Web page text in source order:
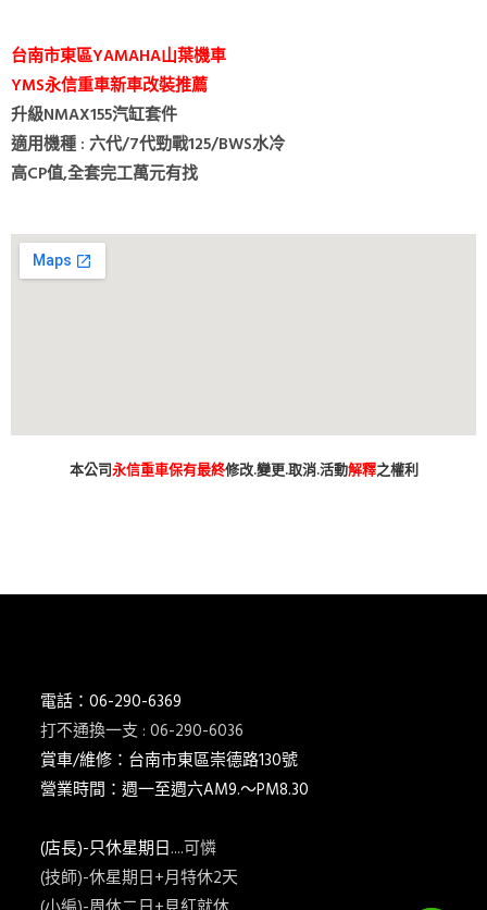
台南市東區YAMAHA山葉機車
YMS永信重車新車改裝推薦
升級NMAX155汽缸套件
適用機種 : 六代/7代勁戰125/BWS水冷
高CP值,全套完工萬元有找
本公司永信重車保有最終修改.變更.取消.活動解釋之權利
電話：06-290-6369
打不通換一支 : 06-290-6036
賞車/維修：台南市東區崇德路130號
營業時間：週一至週六AM9.～PM8.30
(店長)-只休星期日....可憐
(技師)-休星期日+月特休2天